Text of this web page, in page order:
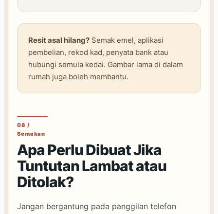
Resit asal hilang? Semak emel, aplikasi
pembelian, rekod kad, penyata bank atau
hubungi semula kedai. Gambar lama di dalam
rumah juga boleh membantu.
08 /
Semakan
Apa Perlu Dibuat Jika
Tuntutan Lambat atau
Ditolak?
Jangan bergantung pada panggilan telefon